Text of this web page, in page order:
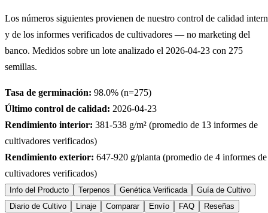
Los números siguientes provienen de nuestro control de calidad
y de los informes verificados de cultivadores — no marketing del
banco. Medidos sobre un lote analizado el 2026-04-23 con 275
semillas.
Tasa de germinación: 98.0% (n=275)
Último control de calidad: 2026-04-23
Rendimiento interior: 381-538 g/m² (promedio de 13 informes de
cultivadores verificados)
Rendimiento exterior: 647-920 g/planta (promedio de 4 informes de
cultivadores verificados)
Info del Producto Terpenos Genética Verificada
Guía de Cultivo
Diario de Cultivo
Linaje Comparar Envío FAQ Reseñas